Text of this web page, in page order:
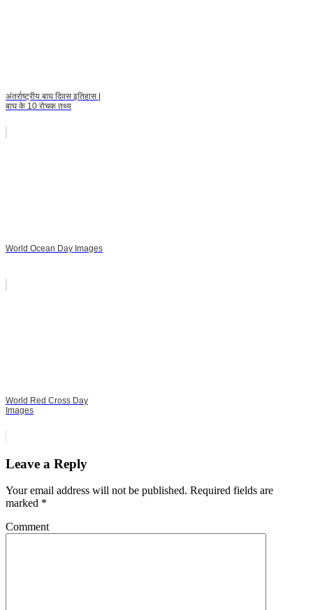
अंतर्राष्ट्रीय बाघ दिवस इतिहास |
बाघ के 10 रोचक तथ्य
World Ocean Day Images
World Red Cross Day
Images
Leave a Reply
Your email address will not be published. Required fields are
marked *
Comment